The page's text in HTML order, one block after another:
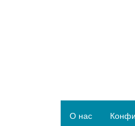
О нас